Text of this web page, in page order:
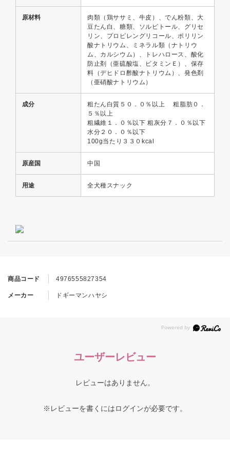
商品コード 4976555827354
メーカー ドギーマンハヤシ
原材料
肉類（鶏ササミ、牛皮）、でん粉類、大
豆たん白、糖類、ソルビトール、グリセ
リン、プロピレングリコール、ポリリン
酸ナトリウム、ミネラル類（ナトリウ
ム、カルシウム）、トレハロース、酸化
防止剤（亜硫酸塩、ビタミンＥ）、保存
料（デヒドロ酢酸ナトリウム）、発色剤
（亜硝酸ナトリウム）
成分
粗たん白質５０．０％以上 粗脂肪０．
５％以上
粗繊維１．０％以下 粗灰分７．０％以下
水分２０．０％以下
100g当たり３３０kcal
原産国 中国
用途 全犬種スナック
ユーザーレビュー
レビューはありません。
※レビューを書くにはログインが必要です。